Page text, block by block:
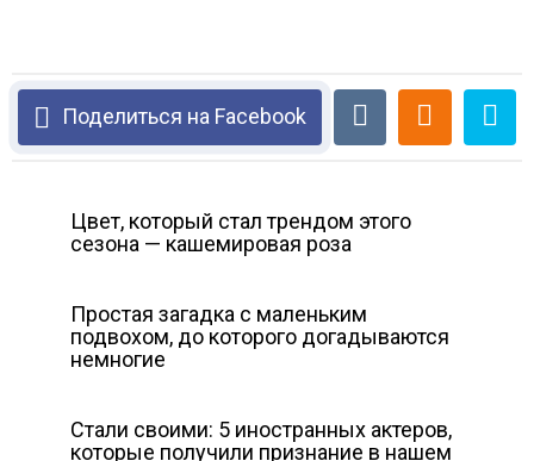
Поделиться на Facebook
Цвет, который стал трендом этого
сезона — кашемировая роза
Простая загадка с маленьким
подвохом, до которого догадываются
немногие
Стали своими: 5 иностранных актеров,
которые получили признание в нашем